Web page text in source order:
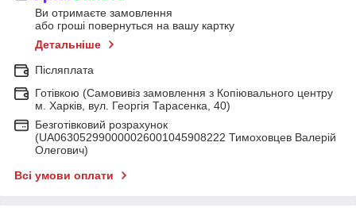
Ви отримаєте замовлення
або гроші повернуться на вашу картку
Детальніше
Післяплата
Готівкою (Самовивіз замовлення з Копіювального центру
м. Харків, вул. Георгія Тарасенка, 40)
Безготівковий розрахунок
(UA063052990000026001045908222 Тимоховцев Валерій
Олегович)
Всі умови оплати